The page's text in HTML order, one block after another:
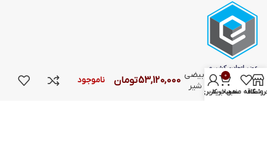
آویز بیضی
طرح شیر
53,120,000تومان ناموجود
علاقه مندی
0
سبد خرید
حساب کاربری من